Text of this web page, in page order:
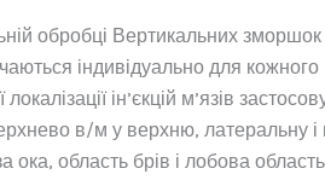
обробці Вертикальних
індивідуально для кожного
ін’єкцій м’язів
в/м у верхню, латеральну і
ока, область брів і лобова